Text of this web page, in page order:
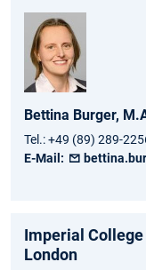
Bettina Burger,
Tel.:+49 (89) 289-
E-Mail:
Imperial College­
London­